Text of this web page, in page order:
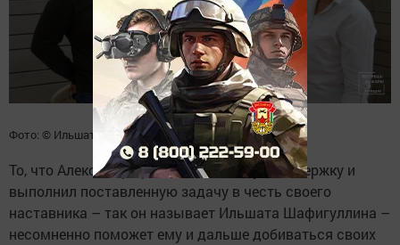
Фото: © Ильшат Гайсаров
То, что Александр проявил настоящую выдержку и
выполнил поставленную задачу в честь своего
наставника – так он называет Ильшата Шафигуллина –
несомненно поможет ему и дальше добиваться своих